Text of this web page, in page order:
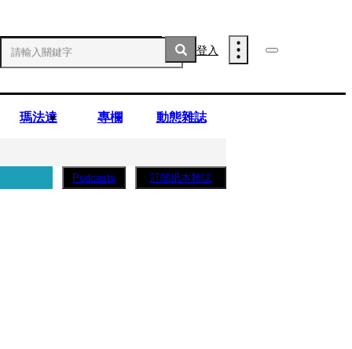
登入
瑪法達 專欄 動態雜誌
Podcasts 訂閱紙本雜誌